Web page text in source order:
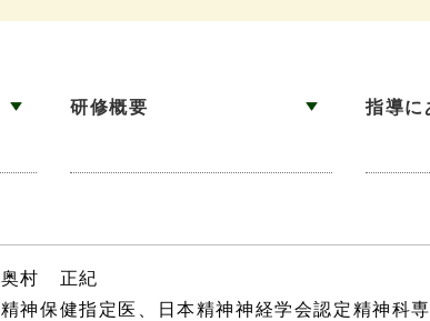
研修概要 指導に
奥村 正紀
精神保健指定医、日本精神神経学会認定精神科